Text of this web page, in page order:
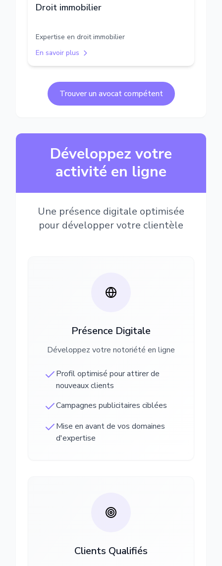
Droit immobilier
Expertise en droit immobilier
En savoir plus
Trouver un avocat compétent
Développez votre
activité en ligne
Une présence digitale optimisée
pour développer votre clientèle
Présence Digitale
Développez votre notoriété en ligne
Profil optimisé pour attirer de
nouveaux clients
Campagnes publicitaires ciblées
Mise en avant de vos domaines
d'expertise
Clients Qualifiés